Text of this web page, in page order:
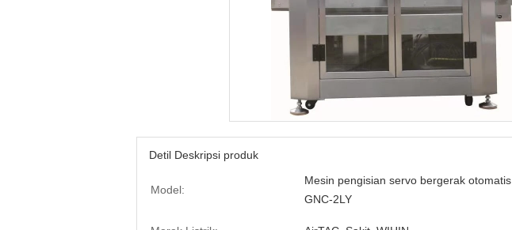
Detil Deskripsi produk
Model:
Mesin pengisian servo bergerak otomatis
GNC-2LY